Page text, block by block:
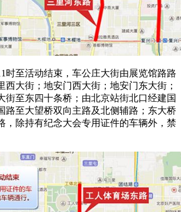
至活动结束，车公庄大街由展览馆路路
西大街；地安门西大街；地安门东大街；
街至东四十条桥；由北京站街北口经建国
路至大望桥双向主路及北侧辅路；东大桥
，除持有纪念大会专用证件的车辆外，禁